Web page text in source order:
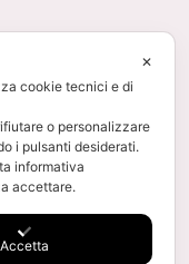
✕
cookie tecnici e di
o personalizzare
i pulsanti desiderati.
informativa
accettare.
Accetta